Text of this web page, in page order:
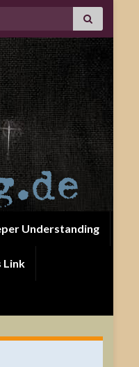
Understanding
Link